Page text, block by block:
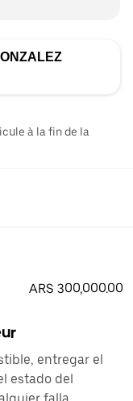
à la fin de la
ARS 300,000.00
entregar el
estado del